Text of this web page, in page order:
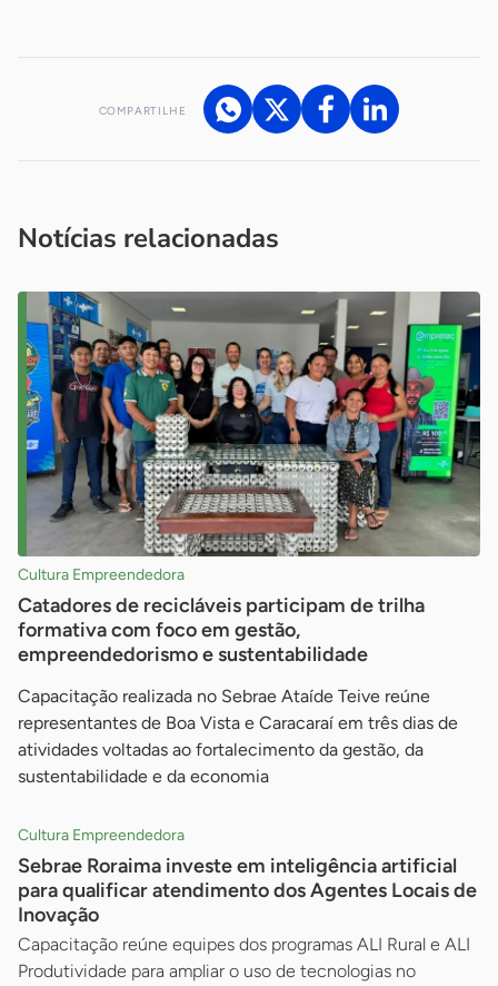
COMPARTILHE
Notícias relacionadas
Cultura Empreendedora
Catadores de recicláveis participam de trilha
formativa com foco em gestão,
empreendedorismo e sustentabilidade
Capacitação realizada no Sebrae Ataíde Teive reúne
representantes de Boa Vista e Caracaraí em três dias de
atividades voltadas ao fortalecimento da gestão, da
sustentabilidade e da economia
Cultura Empreendedora
Sebrae Roraima investe em inteligência artificial
para qualificar atendimento dos Agentes Locais de
Inovação
Capacitação reúne equipes dos programas ALI Rural e ALI
Produtividade para ampliar o uso de tecnologias no